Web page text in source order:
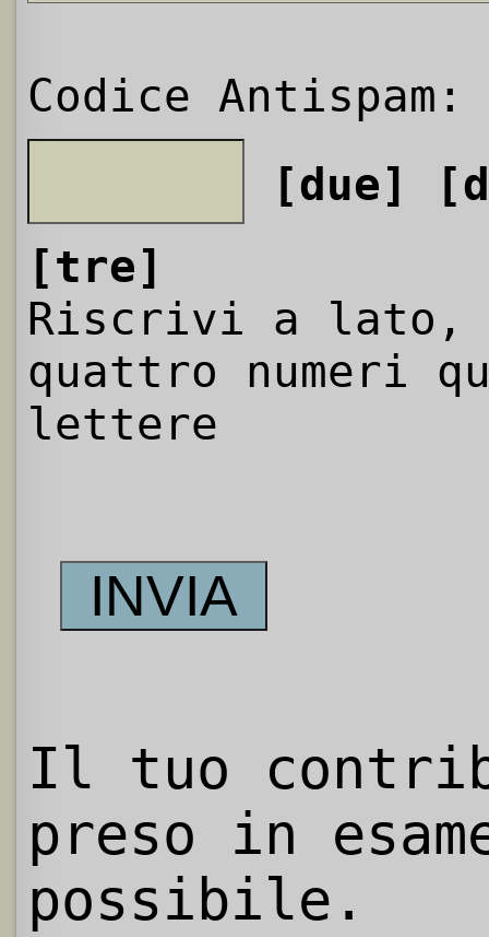
Codice Antispam:
[due]
[tre]
Riscrivi a
quattro numeri
lettere
Il tuo
preso in
possibile.